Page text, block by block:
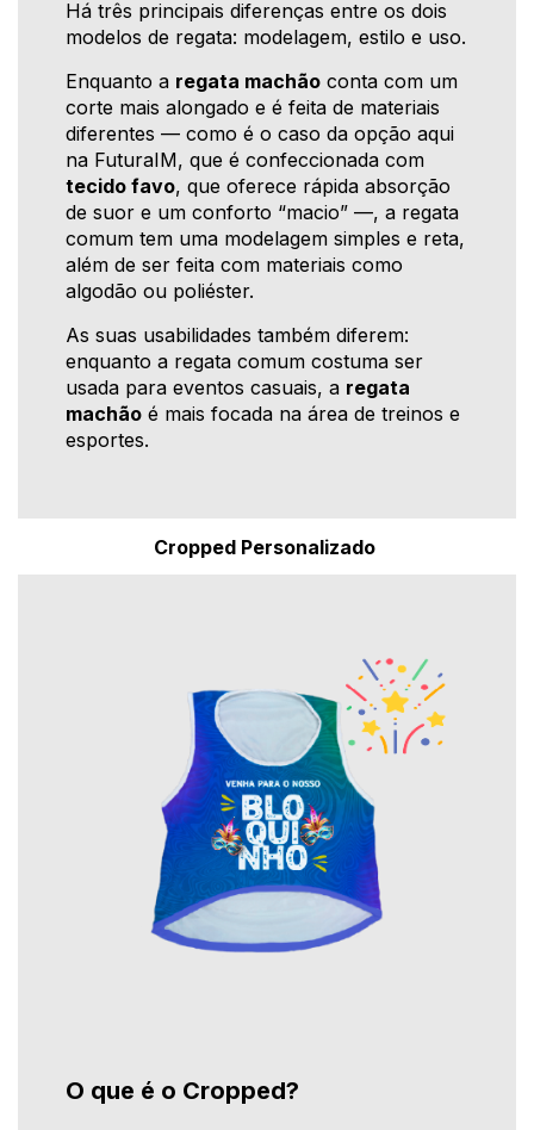
Há três principais diferenças entre os dois
modelos de regata: modelagem, estilo e uso.
Enquanto a regata machão conta com um
corte mais alongado e é feita de materiais
diferentes — como é o caso da opção aqui
na FuturaIM, que é confeccionada com
tecido favo, que oferece rápida absorção
de suor e um conforto “macio” —, a regata
comum tem uma modelagem simples e reta,
além de ser feita com materiais como
algodão ou poliéster.
As suas usabilidades também diferem:
enquanto a regata comum costuma ser
usada para eventos casuais, a regata
machão é mais focada na área de treinos e
esportes.
Cropped Personalizado
O que é o Cropped?